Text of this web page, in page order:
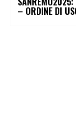
– ORDINE DI